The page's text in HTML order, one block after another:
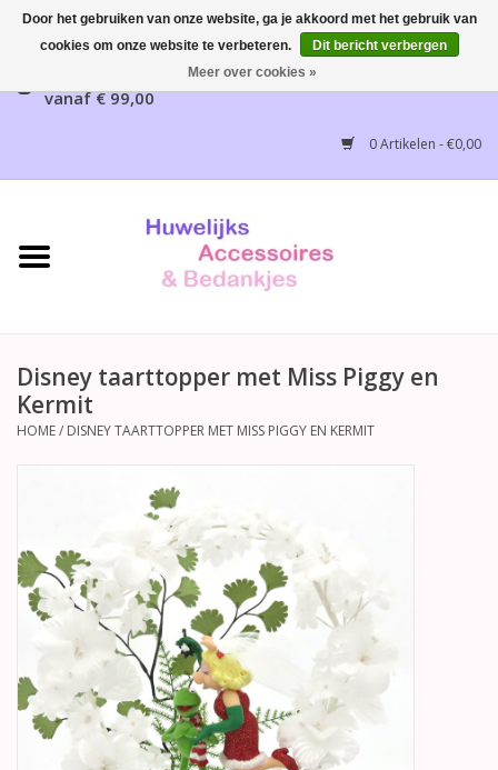
Gratis verzending mogelijk, NL vanaf € 65,00, België
vanaf € 99,00
0 Artikelen - €0,00
Home
Bruidsaccessoires
Huwelijksreceptie
Betty Boop Huwelijk
Jubileum
Geboorte, Doop en
Communie
Disney taarttopper met Miss Piggy en
Kermit
HOME/ DISNEY TAARTTOPPER MET MISS PIGGY EN KERMIT
Door het gebruiken van onze website, ga je akkoord met het gebruik van
cookies om onze website te verbeteren.
Dit bericht verbergen
Meer over cookies »